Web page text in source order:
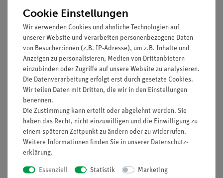
Artikel-Nr.:09711-00
Cantilever,
Dynamischer Modus,
10 Stck, für compact
AFM
318,00 €
Agar-Agar, gepulvert,
100 g
Cookie Einstellungen
Wir verwenden Cookies und ähnliche Technologien auf
unserer Website und verarbeiten personenbezogene Daten
von Besucher:innen (z.B. IP-Adresse), um z.B. Inhalte und
Anzeigen zu personalisieren, Medien von Drittanbietern
einzubinden oder Zugriffe auf unsere Website zu analysieren.
Die Datenverarbeitung erfolgt erst durch gesetzte Cookies.
Wir teilen Daten mit Dritten, die wir in den Einstellungen
benennen.
Die Zustimmung kann erteilt oder abgelehnt werden. Sie
haben das Recht, nicht einzuwilligen und die Einwilligung zu
einem späteren Zeitpunkt zu ändern oder zu widerrufen.
Weitere Informationen finden Sie in unserer Daten­schutz­
erklärung.
Essenziell Statistik Marketing